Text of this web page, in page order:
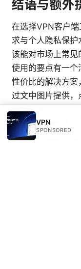
结语与额外
在选择VPN客户
求与个人隐私保
该能对市场上常
使用的要点有一
性价比的解决方
过文中图片提供，
记得在购买前测试
保你获得最稳定、
程指南：如何選
VPN
SPONSORED